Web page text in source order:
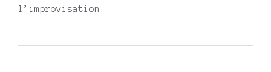
l’improvisation.